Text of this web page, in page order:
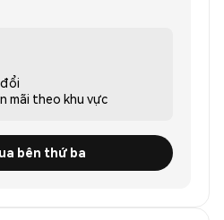
mãi theo khu vực
bên thứ ba